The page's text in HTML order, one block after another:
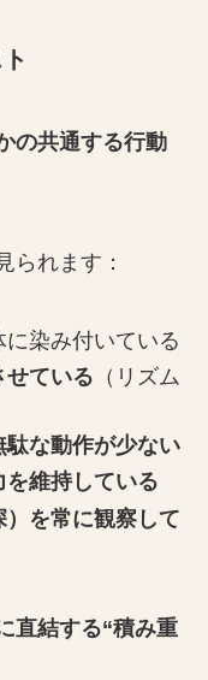
の共通する行動
られます：
に染み付いている
せている （リズム
な動作が少ない
維持している
を常に観察して
直結する“積み重